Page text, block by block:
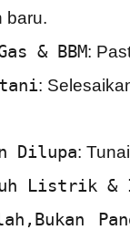
baru.
& BBM:
:
Dilupa:
Listrik &